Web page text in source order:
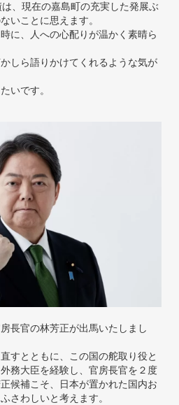
、現在の嘉島町の充実した発展ぶ
いことに思えます。
に、人への心配りが温かく素晴ら
しら語りかけてくれるような気が
いです。
長官の林芳正が出馬いたしまし
すとともに、この国の舵取り役と
務大臣を経験し、官房長官を２度
候補こそ、日本が置かれた国内お
さわしいと考えます。